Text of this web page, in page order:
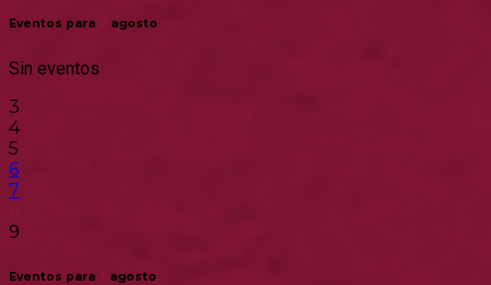
Eventos para agosto
Sin eventos
3
4
5
6
7
9
Eventos para agosto